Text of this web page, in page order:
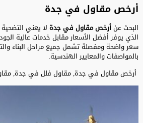
أرخص مقاول في جدة
البحث عنأرخص مقاول في جدة لا يعني التضحية
الذي يوفر أفضل الأسعار مقابل خدمات عالية
سعر واضحة ومفصلة تشمل جميع مراحل البناء
بالمواصفات والمعايير الهندسية.
أرخص مقاول في جدة, مقاول فلل في جدة,